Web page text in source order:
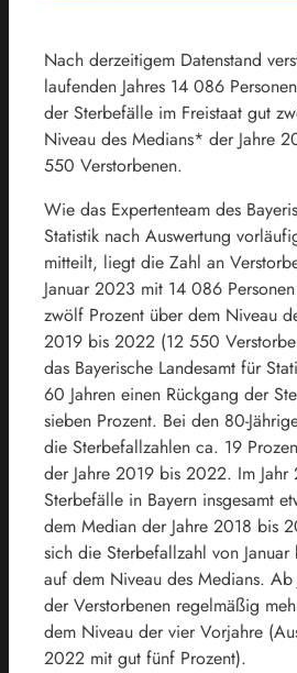
Nach derzeitigem Datenstand
laufenden Jahres 14 086
der Sterbefälle im Freistaat gut
Niveau des Medians* der Jahre
550 Verstorbenen.
Wie das Expertenteam des
Statistik nach Auswertung
mitteilt, liegt die Zahl an
Januar 2023 mit 14 086
zwölf Prozent über dem Niveau
2019 bis 2022 (12 550
das Bayerische Landesamt für
60 Jahren einen Rückgang der
sieben Prozent. Bei den 80-
die Sterbefallzahlen ca. 19
der Jahre 2019 bis 2022. Im
Sterbefälle in Bayern insgesamt
dem Median der Jahre 2018 bis
sich die Sterbefallzahl von
auf dem Niveau des Medians.
der Verstorbenen regelmäßig
dem Niveau der vier Vorjahre
2022 mit gut fünf Prozent).